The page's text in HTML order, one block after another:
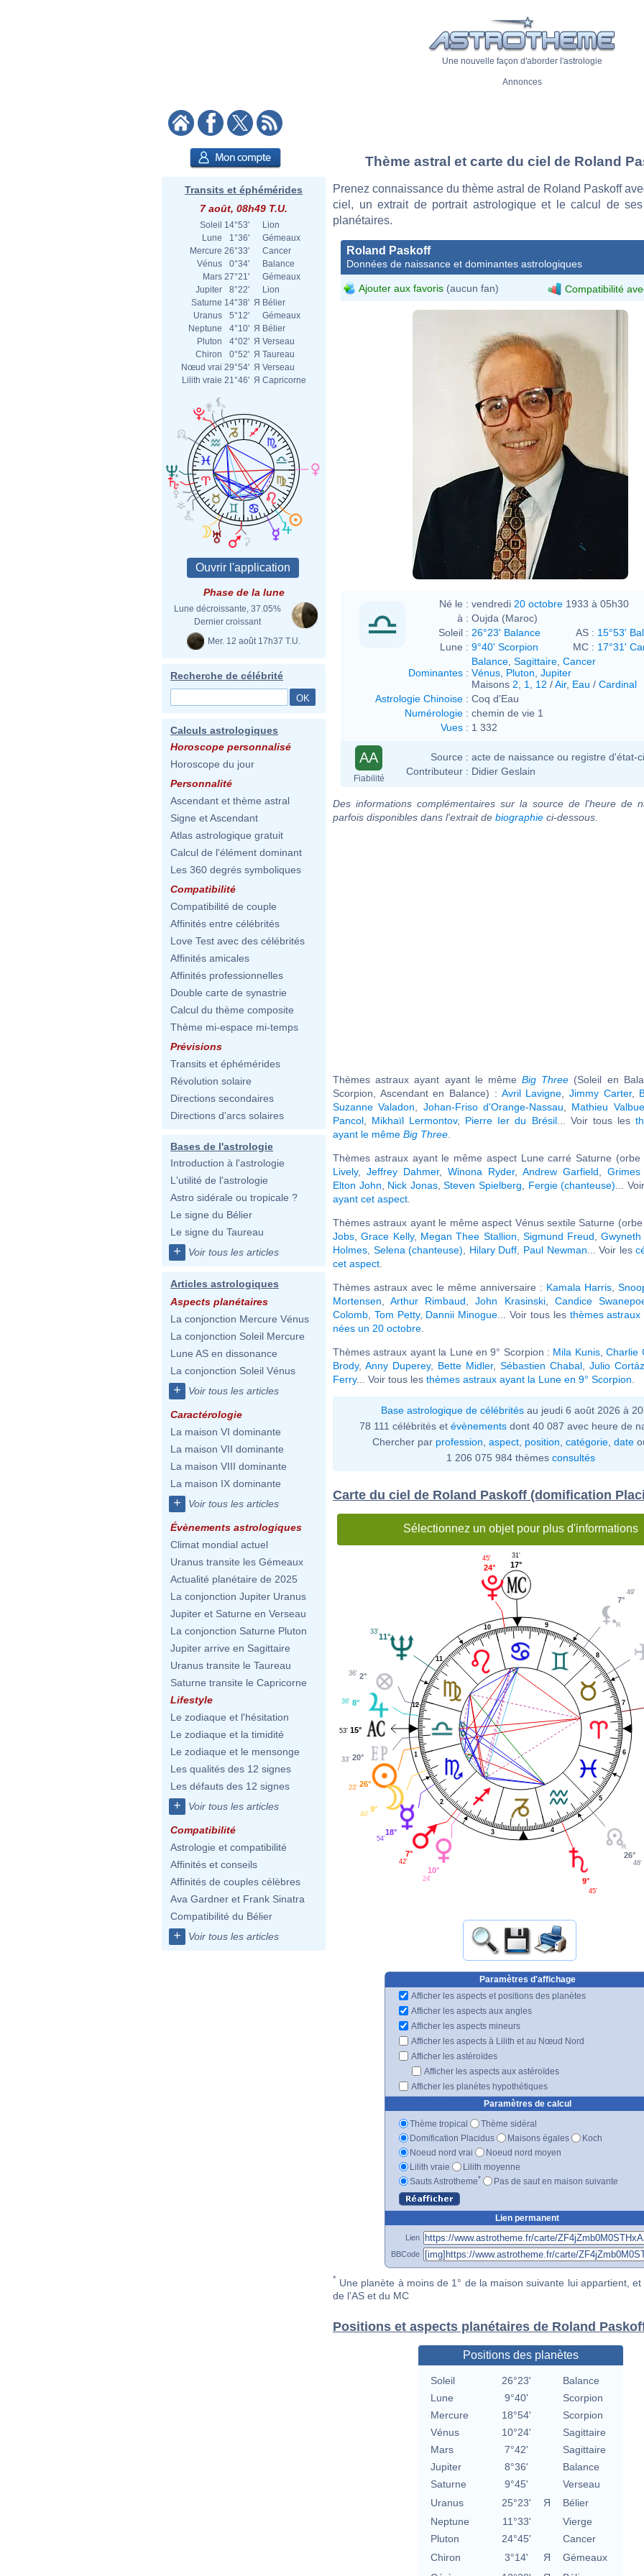
Une nouvelle façon d'aborder l'astrologie
Annonces
Transits et éphémérides
7 août, 08h49 T.U.
Soleil 14°53'
Lion
Lune
1°36'
Gémeaux
Mercure 26°33'
Cancer
Vénus
0°34'
Balance
Mars 27°21'
Gémeaux
Jupiter
8°22'
Lion
Saturne 14°38' Я Bélier
Uranus
5°12'
Gémeaux
Neptune
4°10' Я Bélier
Pluton
4°02' Я Verseau
Chiron
0°52' Я Taureau
Nœud vrai 29°54' Я Verseau
Lilith vraie 21°46' Я Capricorne
Phase de la lune
Lune décroissante, 37.05%
Dernier croissant
Mer. 12 août 17h37 T.U.
Recherche de célébrité
Calculs astrologiques
Horoscope personnalisé
Horoscope du jour
Personnalité
Ascendant et thème astral
Signe et Ascendant
Atlas astrologique gratuit
Calcul de l'élément dominant
Les 360 degrés symboliques
Compatibilité
Compatibilité de couple
Affinités entre célébrités
Love Test avec des célébrités
Affinités amicales
Affinités professionnelles
Double carte de synastrie
Calcul du thème composite
Thème mi-espace mi-temps
Prévisions
Transits et éphémérides
Révolution solaire
Directions secondaires
Directions d'arcs solaires
Bases de l'astrologie
Introduction à l'astrologie
L'utilité de l'astrologie
Astro sidérale ou tropicale ?
Le signe du Bélier
Le signe du Taureau
+ Voir tous les articles
Articles astrologiques
Aspects planétaires
La conjonction Mercure Vénus
La conjonction Soleil Mercure
Lune AS en dissonance
La conjonction Soleil Vénus
+ Voir tous les articles
Caractérologie
La maison VI dominante
La maison VII dominante
La maison VIII dominante
La maison IX dominante
+ Voir tous les articles
Évènements astrologiques
Climat mondial actuel
Uranus transite les Gémeaux
Actualité planétaire de 2025
La conjonction Jupiter Uranus
Jupiter et Saturne en Verseau
La conjonction Saturne Pluton
Jupiter arrive en Sagittaire
Uranus transite le Taureau
Saturne transite le Capricorne
Lifestyle
Le zodiaque et l'hésitation
Le zodiaque et la timidité
Le zodiaque et le mensonge
Les qualités des 12 signes
Les défauts des 12 signes
+ Voir tous les articles
Compatibilité
Astrologie et compatibilité
Affinités et conseils
Affinités de couples célèbres
Ava Gardner et Frank Sinatra
Compatibilité du Bélier
+ Voir tous les articles
Thème astral et carte du ciel de Roland
Prenez connaissance du thème astral de Roland Paskoff
ciel, un extrait de portrait astrologique et le calcul de
planétaires.
Roland Paskoff
Données de naissance et dominantes astrologiques
Ajouter aux favoris (aucun fan) Compatibilité
Né le : vendredi 20 octobre 1933 à 05h30
à : Oujda (Maroc)
Soleil : 26°23' Balance AS : 15°53'
Lune : 9°40' Scorpion MC : 17°31'
Dominantes :
Balance Sagittaire Cancer
Vénus Pluton Jupiter
Maisons 2 1 12 /Air, Eau / Cardinal
Astrologie Chinoise : Coq d'Eau
Numérologie : chemin de vie 1
Vues : 1 332
AA
Fiabilité
Source : acte de naissance ou registre d'état-
Contributeur : Didier Geslain
Des informations complémentaires sur la source de l'heure de
parfois disponibles dans l'extrait de biographie ci-dessous.
Thèmes astraux ayant ayant le même Big Three (Soleil en
Scorpion, Ascendant en Balance) : Avril Lavigne Jimmy Carter,
Suzanne Valadon
Johan-Friso d'Orange-Nassau Mathieu
Pancol
Mikhaïl Lermontov, Pierre Ier du Brésil... Voir tous les
ayant le même Big Three
Thèmes astraux ayant le même aspect Lune carré Saturne (orbe
Lively, Jeffrey Dahmer, Winona Ryder, Andrew Garfield Grimes
Elton John
Nick Jonas,Steven Spielberg Fergie (chanteuse) ...
ayant cet aspect
Thèmes astraux ayant le même aspect Vénus sextile Saturne (orbe
Jobs ,Grace Kelly, Megan Thee Stallion Sigmund Freud ,Gwyneth
Holmes Selena (chanteuse) Hilary Duff Paul Newman ... Voir les
cet aspect
Thèmes astraux avec le même anniversaire : Kamala Harris
Mortensen ,Arthur Rimbaud ,John Krasinski, Candice
Colomb Tom Petty, Dannii Minogue ... Voir tous les thèmes
nées un 20 octobre
Thèmes astraux ayant la Lune en 9° Scorpion : Mila Kunis,Charlie
Brody, Anny Duperey, Bette Midler, Sébastien Chabal Julio
Ferry... Voir tous les thèmes astraux ayant la Lune en 9° Scorpion
Base astrologique de célébritésau jeudi 6 août 2026 à
78 111 célébrités et évènements dont 40 087 avec heure de
Chercher par profession aspect position catégorie date
1 206 075 984 thèmes consultés
Carte du ciel de Roland Paskoff (domification
Sélectionnez un objet pour plus d'informations
1
2
3 4
5
6
7
8
9
10
11
12
7°
49'
17°
31'
24°
45'
11°
33'
2°
36'
8°
36'
15°
53'
20°
33'
26°
23'
9°
40'
18°
54'
7°
42'
10°
24' 9°
45'
26°
48'
Paramètres d'affichage
Afficher les aspects et positions des planètes
Afficher les aspects aux angles
Afficher les aspects mineurs
Afficher les aspects à Lilith et au Nœud Nord
Afficher les astéroïdes
Afficher les aspects aux astéroïdes
Afficher les planètes hypothétiques
Paramètres de calcul
Thème tropical
Thème sidéral
Domification Placidus
Maisons égales
Koch
Noeud nord vrai
Noeud nord moyen
Lilith vraie
Lilith moyenne
Sauts Astrotheme* Pas de saut en maison suivante
Lien permanent
Lien
BBCode
* Une planète à moins de 1° de la maison suivante lui appartient, et
de l'AS et du MC
Positions et aspects planétaires de Roland
Positions des planètes
Soleil 26°23'
Balance
Lune
9°40'
Scorpion
Mercure
18°54'
Scorpion
Vénus
10°24'
Sagittaire
Mars
7°42'
Sagittaire
Jupiter
8°36'
Balance
Saturne
9°45'
Verseau
Uranus
25°23' Я
Bélier
Neptune
11°33'
Vierge
Pluton
24°45'
Cancer
Chiron
3°14' Я
Gémeaux